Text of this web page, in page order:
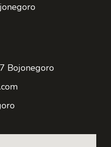
Bojonegoro